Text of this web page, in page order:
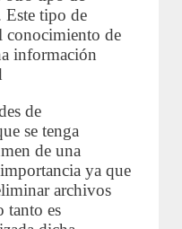
Este tipo de
conocimiento de
información
de
se tenga
de una
ya que
archivos
tanto es